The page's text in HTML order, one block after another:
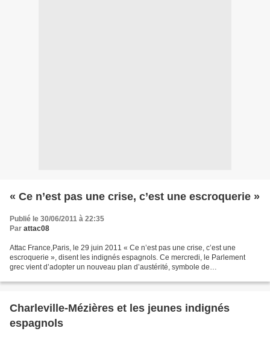
« Ce n’est pas une crise, c’est une escroquerie »
Publié le 30/06/2011 à 22:35
Par attac08
Attac France,Paris, le 29 juin 2011 « Ce n’est pas une crise, c’est une
escroquerie », disent les indignés espagnols. Ce mercredi, le Parlement
grec vient d’adopter un nouveau plan d’austérité, symbole de
Charleville-Mézières et les jeunes indignés
espagnols